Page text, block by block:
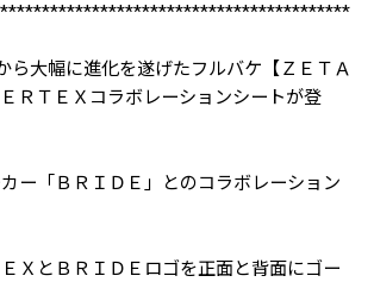
ら大幅に進化を遂げたフルバケ【ＺＥＴＡ
ＲＴＥＸコラボレーションシートが登
ー「ＢＲＩＤＥ」とのコラボレーション
ＸとＢＲＩＤＥロゴを正面と背面にゴー